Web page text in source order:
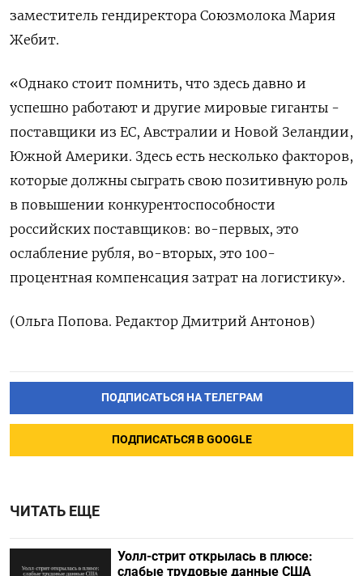
заместитель гендиректора Союзмолока Мария
Жебит.
«Однако стоит помнить, что здесь давно и
успешно работают и другие мировые гиганты -
поставщики из ЕС, Австралии и Новой Зеландии,
Южной Америки. Здесь есть несколько факторов,
которые должны сыграть свою позитивную роль
в повышении конкурентоспособности
российских поставщиков: во-первых, это
ослабление рубля, во-вторых, это 100-
процентная компенсация затрат на логистику».
(Ольга Попова. Редактор Дмитрий Антонов)
ПОДПИСАТЬСЯ НА ТЕЛЕГРАМ
ПОДПИСАТЬСЯ В GOOGLE
ЧИТАТЬ ЕЩЕ
Уолл-стрит открылась в плюсе:
слабые трудовые данные США